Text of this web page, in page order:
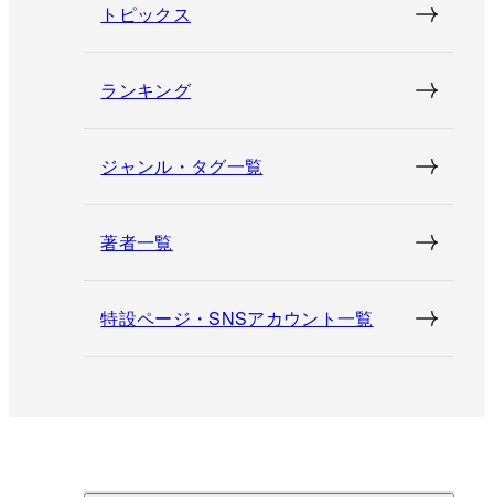
トピックス
ランキング
ジャンル・タグ一覧
著者一覧
特設ページ・SNSアカウント一覧